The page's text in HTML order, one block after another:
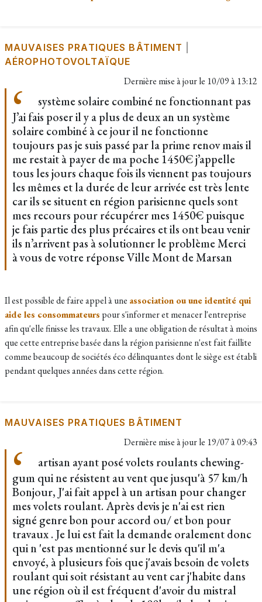
MAUVAISES PRATIQUES BÂTIMENT
AÉROPHOTOVOLTAÏQUE
Dernière mise à jour le 10/09 à 13:12
système solaire combiné ne fonctionnant pas
J’ai fais poser il y a plus de deux an un système
solaire combiné à ce jour il ne fonctionne
toujours pas je suis passé par la prime renov mais il
me restait à payer de ma poche 1450€ j’appelle
tous les jours chaque fois ils viennent pas toujours
les mêmes et la durée de leur arrivée est très lente
car ils se situent en région parisienne quels sont
mes recours pour récupérer mes 1450€ puisque
je fais partie des plus précaires et ils ont beau venir
ils n’arrivent pas à solutionner le problème Merci
à vous de votre réponse Ville Mont de Marsan
Il est possible de faire appel à une association ou une identité qui
aide les consommateurs pour s'informer et menacer l'entreprise
afin qu'elle finisse les travaux. Elle a une obligation de résultat à moins
que cette entreprise basée dans la région parisienne n'est fait faillite
comme beaucoup de sociétés éco délinquantes dont le siège est établi
pendant quelques années dans cette région.
MAUVAISES PRATIQUES BÂTIMENT
Dernière mise à jour le 19/07 à 09:43
artisan ayant posé volets roulants chewing-
gum qui ne résistent au vent que jusqu'à 57 km/h
Bonjour, J'ai fait appel à un artisan pour changer
mes volets roulant. Après devis je n'ai est rien
signé genre bon pour accord ou/ et bon pour
travaux . Je lui est fait la demande oralement donc
qui n 'est pas mentionné sur le devis qu'il m'a
envoyé, à plusieurs fois que j'avais besoin de volets
roulant qui soit résistant au vent car j'habite dans
une région où il est fréquent d'avoir du mistral